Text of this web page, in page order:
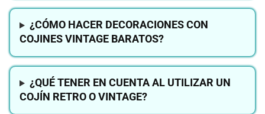
¿CÓMO HACER DECORACIONES CON
COJINES VINTAGE BARATOS?
¿QUÉ TENER EN CUENTA AL UTILIZAR UN
COJÍN RETRO O VINTAGE?